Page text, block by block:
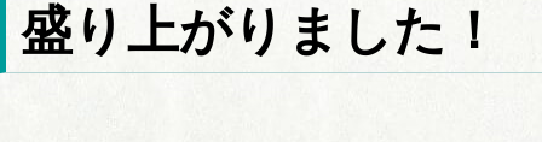
盛り上がりました！